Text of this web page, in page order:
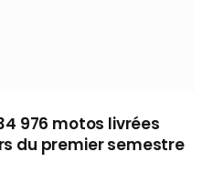
976 motos livrées
du premier semestre